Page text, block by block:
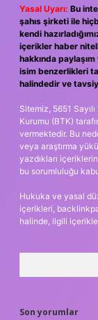
Yasal Uyarı: Bu
şahıs şirketi ile
kendi
içerikler haber
hakkında
isim benzerlikleri
halindedir ve
Sitemiz, 5651
Kurumu (BTK)
vermektedir. Bu
veya araştırma
yazdıkları
bu sorumluluğu
Hukuka ve yasal
içerikleri,
halinde, ilgili
Son yorumlar